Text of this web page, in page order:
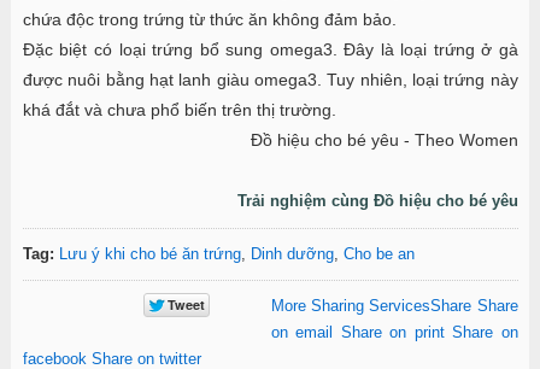
chứa độc trong trứng từ thức ăn không đảm bảo.
Đặc biệt có loại trứng bổ sung omega3. Đây là loại trứng ở gà
được nuôi bằng hạt lanh giàu omega3. Tuy nhiên, loại trứng này
khá đắt và chưa phổ biến trên thị trường.
Đồ hiệu cho bé yêu - Theo Women
Trải nghiệm cùng Đồ hiệu cho bé yêu
Tag: Lưu ý khi cho bé ăn trứng, Dinh dưỡng, Cho be an
More Sharing ServicesShare Share
on email
Share on print Share on
facebook Share on twitter